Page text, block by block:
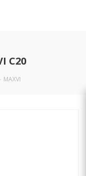
C20
MAXVI